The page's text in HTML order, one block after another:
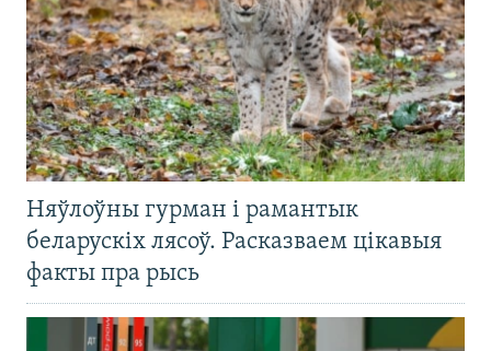
Няўлоўны гурман і рамантык
беларускіх лясоў. Расказваем цікавыя
факты пра рысь